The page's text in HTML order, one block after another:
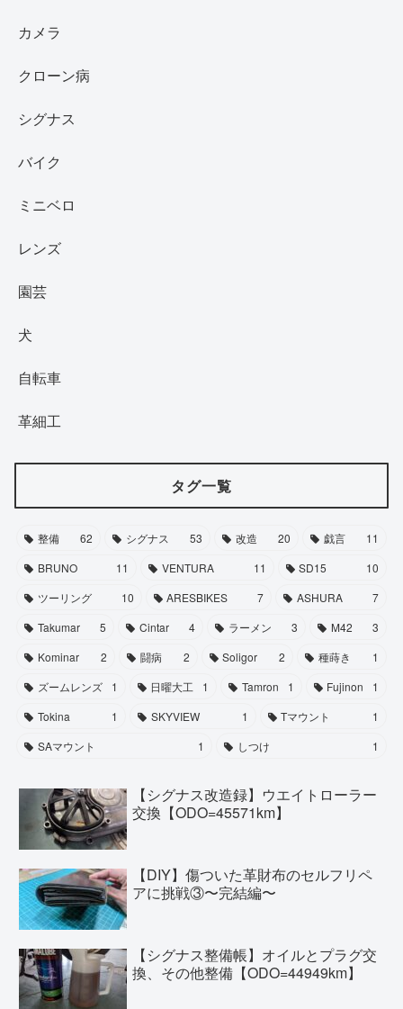
カメラ
クローン病
シグナス
バイク
ミニベロ
レンズ
園芸
犬
自転車
革細工
タグ一覧
整備 62 シグナス 53 改造 20 戯言
11
BRUNO
11 VENTURA 11 SD15
10
ツーリング
10 ARESBIKES 7 ASHURA
7
Takumar
5 Cintar 4 ラーメン 3 M42
3
Kominar
2 闘病 2 Soligor 2 種蒔き
1
ズームレンズ
1 日曜大工 1 Tamron 1 Fujinon
1
Tokina
1 SKYVIEW 1 Tマウント
1
SAマウント
1 しつけ 1
【シグナス改造録】ウエイトローラー
交換【ODO=45571km】
【DIY】傷ついた革財布のセルフリペ
アに挑戦③〜完結編〜
【シグナス整備帳】オイルとプラグ交
換、その他整備【ODO=44949km】